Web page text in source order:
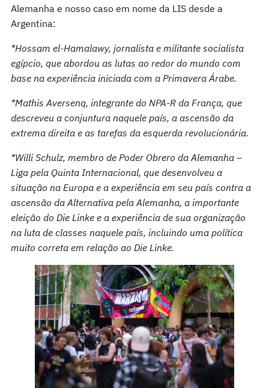
Alemanha e nosso caso em nome da LIS desde a
Argentina:
*Hossam el-Hamalawy, jornalista e militante socialista
egípcio, que abordou as lutas ao redor do mundo com
base na experiência iniciada com a Primavera Árabe.
*Mathis Aversenq, integrante do NPA-R da França, que
descreveu a conjuntura naquele país, a ascensão da
extrema direita e as tarefas da esquerda revolucionária.
*Willi Schulz, membro de Poder Obrero da Alemanha –
Liga pela Quinta Internacional, que desenvolveu a
situação na Europa e a experiência em seu país contra a
ascensão da Alternativa pela Alemanha, a importante
eleição do Die Linke e a experiência de sua organização
na luta de classes naquele país, incluindo uma política
muito correta em relação ao Die Linke.